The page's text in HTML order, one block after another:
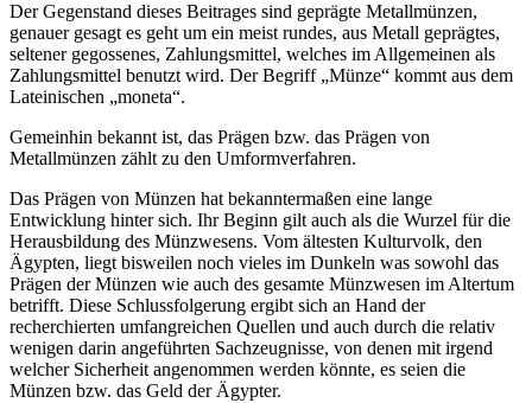
Der Gegenstand dieses Beitrages sind geprägte Metallmünzen,
genauer gesagt es geht um ein meist rundes, aus Metall geprägtes,
seltener gegossenes, Zahlungsmittel, welches im Allgemeinen als
Zahlungsmittel benutzt wird. Der Begriff „Münze“ kommt aus dem
Lateinischen „moneta“.
Gemeinhin bekannt ist, das Prägen bzw. das Prägen von
Metallmünzen zählt zu den Umformverfahren.
Das Prägen von Münzen hat bekanntermaßen eine lange
Entwicklung hinter sich. Ihr Beginn gilt auch als die Wurzel für die
Herausbildung des Münzwesens. Vom ältesten Kulturvolk, den
Ägypten, liegt bisweilen noch vieles im Dunkeln was sowohl das
Prägen der Münzen wie auch des gesamte Münzwesen im Altertum
betrifft. Diese Schlussfolgerung ergibt sich an Hand der
recherchierten umfangreichen Quellen und auch durch die relativ
wenigen darin angeführten Sachzeugnisse, von denen mit irgend
welcher Sicherheit angenommen werden könnte, es seien die
Münzen bzw. das Geld der Ägypter.